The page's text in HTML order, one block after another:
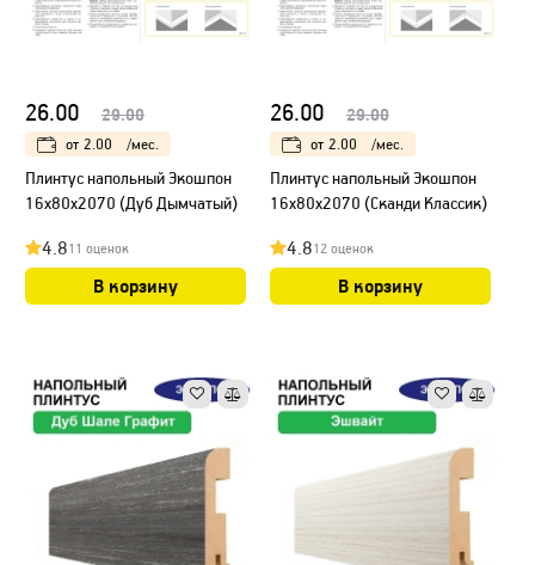
26.00 29.00
от 2.00 /мес.
Плинтус напольный Экошпон
16х80х2070 (Дуб Дымчатый)
4.811 оценок
В корзину
26.00 29.00
от 2.00 /мес.
Плинтус напольный Экошпон
16х80х2070 (Сканди Классик)
4.812 оценок
В корзину